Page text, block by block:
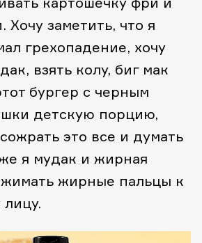
Хочу заметить, что я
грехопадение, хочу
взять колу, биг мак
бургер с черным
детскую порцию,
это все и думать
я мудак и жирная
жирные пальцы к